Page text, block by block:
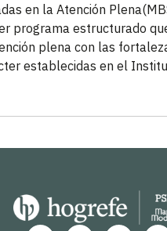
en la Atención
programa estructurado
plena con las
establecidas en el